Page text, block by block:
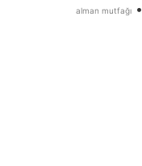
alman mutfağı•